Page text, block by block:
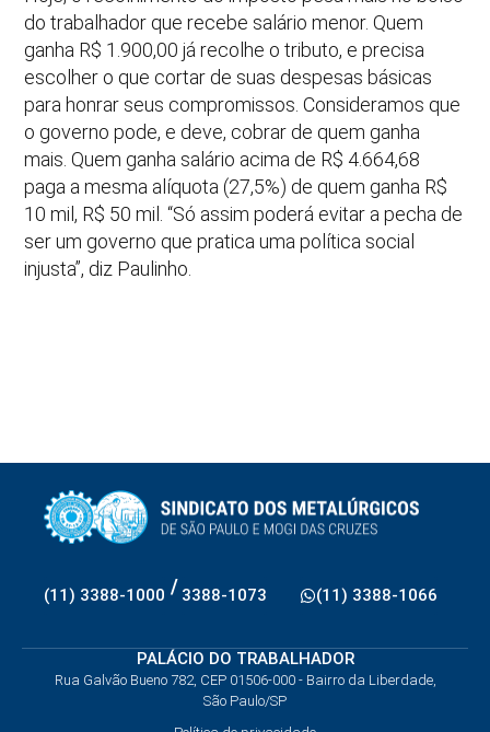
do trabalhador que recebe salário menor. Quem
ganha R$ 1.900,00 já recolhe o tributo, e precisa
escolher o que cortar de suas despesas básicas
para honrar seus compromissos. Consideramos que
o governo pode, e deve, cobrar de quem ganha
mais. Quem ganha salário acima de R$ 4.664,68
paga a mesma alíquota (27,5%) de quem ganha R$
10 mil, R$ 50 mil. “Só assim poderá evitar a pecha de
ser um governo que pratica uma política social
injusta”, diz Paulinho.
(11) 3388-1000 / 3388-1073 (11) 3388-1066
PALÁCIO DO TRABALHADOR
Rua Galvão Bueno 782, CEP 01506-000 - Bairro da Liberdade,
São Paulo/SP